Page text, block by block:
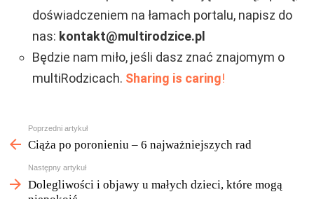
doświadczeniem na łamach portalu, napisz do
nas: kontakt@multirodzice.pl
Będzie nam miło, jeśli dasz znać znajomym o
multiRodzicach. Sharing is caring!
Zobacz
więcej
Poprzedni artykuł
Ciąża po poronieniu – 6 najważniejszych rad
Następny artykuł
Dolegliwości i objawy u małych dzieci, które mogą